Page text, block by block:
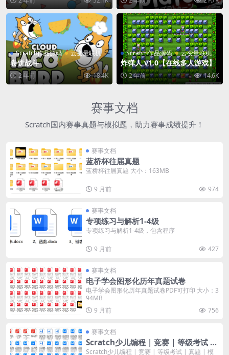
Scratch作品源码 云变量联机
卷饼战斗
2 年前 18.4K
Scratch作品源码 云变量联机
炸弹人 v1.0【在线多人游戏】
2 年前 14.6K
赛事文档
Scratch国内赛事真题与模拟题，助力赛事成绩提升！
赛事文档
蓝桥杯往届真题
蓝桥杯往届真题 大小：163MB
9 月前 974
赛事文档
专项练习与解析1-4级
专项练习与解析1-4级，包含程序
9 月前 427
赛事文档
电子学会图形化历年真题试卷
电子学会图形化历年真题试卷PDF可打印 大小：3
94MB
9 月前
756
赛事文档
Scratch少儿编程 | 竞赛 | 等级考试 |
真题 | 模拟题
Scratch少儿编程 | 竞赛 | 等级考试 | 真题 | 模